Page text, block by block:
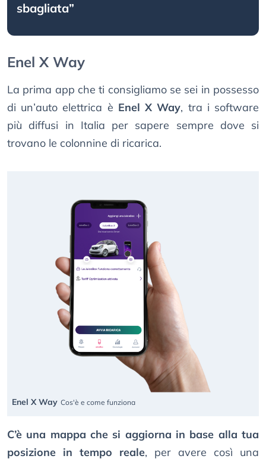
sbagliata”
Enel X Way
La prima app che ti consigliamo se sei in possesso
di un’auto elettrica è Enel X Way, tra i software
più diffusi in Italia per sapere sempre dove si
trovano le colonnine di ricarica.
Enel X Way Cos'è e come funziona
C’è una mappa che si aggiorna in base alla tua
posizione in tempo reale, per avere così una